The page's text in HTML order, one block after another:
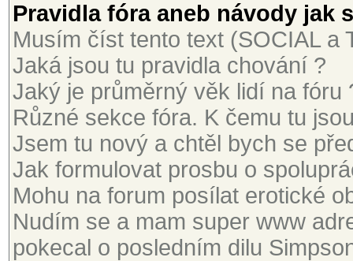
Pravidla fóra aneb návody jak
Musím číst tento text (SOCIAL a
Jaká jsou tu pravidla chování ?
Jaký je průměrný věk lidí na fóru
Různé sekce fóra. K čemu tu
Jsem tu nový a chtěl bych se
Jak formulovat prosbu o
Mohu na forum posílat erotické
Nudím se a mam super www
pokecal o posledním dilu